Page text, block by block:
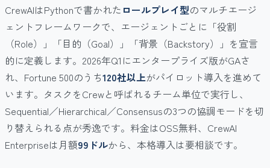
CrewAIはPythonで書かれた ロールプレイ型のマルチエージ
ェントフレームワークで、エージェントごとに「役割
（Role）」「目的（Goal）」「背景（Backstory）」を宣言
的に定義します。2026年Q1にエンタープライズ版がGAさ
れ、Fortune 500のうち120社以上がパイロット導入を進めて
います。タスクをCrewと呼ばれるチーム単位で実行し、
Sequential／Hierarchical／Consensusの3つの協調モードを切
り替えられる点が秀逸です。料金はOSS無料、CrewAI
Enterpriseは月額99ドルから、本格導入は要相談です。